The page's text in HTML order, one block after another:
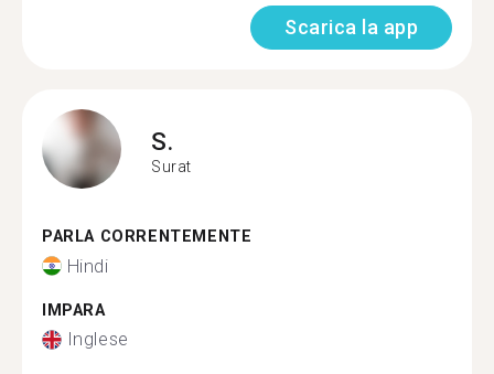
Scarica la app
S.
Surat
PARLA CORRENTEMENTE
Hindi
IMPARA
Inglese